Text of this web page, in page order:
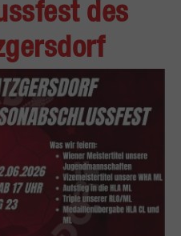
des